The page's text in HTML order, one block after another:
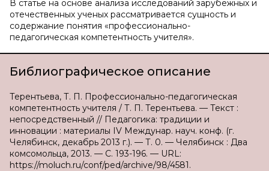
В статье на основе анализа исследований зарубежных и
отечественных ученых рассматривается сущность и
содержание понятия «профессионально-
педагогическая компетентность учителя».
Библиографическое описание
Терентьева, Т. П. Профессионально-педагогическая
компетентность учителя / Т. П. Терентьева. — Текст :
непосредственный // Педагогика: традиции и
инновации : материалы IV Междунар. науч. конф. (г.
Челябинск, декабрь 2013 г.). — Т. 0. — Челябинск : Два
комсомольца, 2013. — С. 193-196. — URL:
https://moluch.ru/conf/ped/archive/98/4581.